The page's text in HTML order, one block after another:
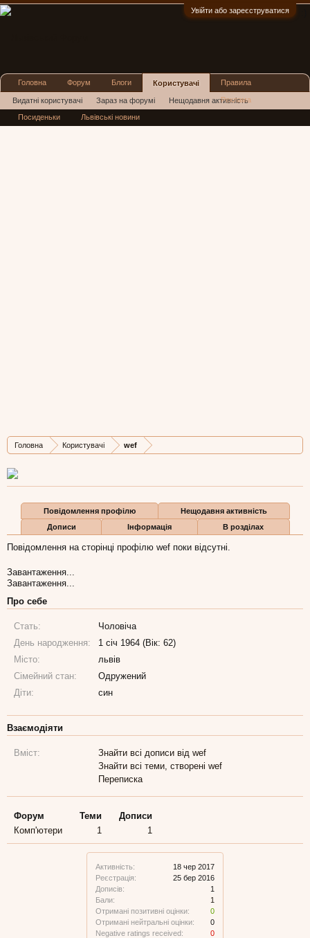
Увійти або зареєструватися
Головна Користувачі wef
Активність:
18 чер 2017
Реєстрація:
25 бер 2016
Дописів:
1
Бали:
1
Отримані позитивні оцінки:
0
Отримані нейтральні оцінки:
0
Negative ratings received:
0
Дописів
1
Карма
0
Бали
1
Повідомлення профілю
Нещодавня активність
Дописи
Інформація В розділах
Повідомлення на сторінці профілю wef поки відсутні.
Завантаження...
Завантаження...
Про себе
Стать:
Чоловіча
День народження:
1 січ 1964 (Вік: 62)
Місто:
львів
Сімейний стан:
Одружений
Діти:
син
Взаємодіяти
Вміст:
Знайти всі дописи від wef
Знайти всі теми, створені wef
Переписка
Форум Теми
Дописи
Комп'ютери
1 1
Головна Форум Блоги Користувачі
Видатні користувачі Зараз на форумі Нещодавня активність
Нові повідомлення профілю
Правила
Реклама
Посиденьки Львівські новини